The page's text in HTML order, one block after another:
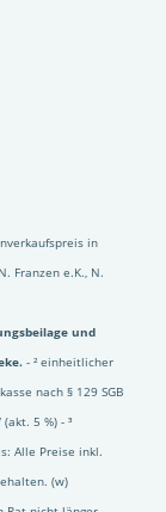
in
Franzen e.K., N.
und
- ² einheitlicher
nach § 129 SGB
5 %) - ³
Alle Preise inkl.
(w)